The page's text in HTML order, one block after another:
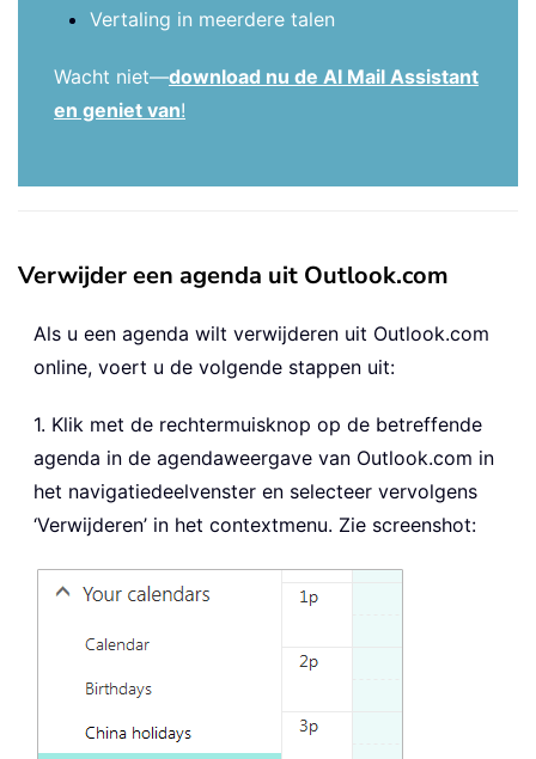
Vertaling in meerdere talen
Wacht niet—download nu de AI Mail Assistant
en geniet van!
Verwijder een agenda uit Outlook.com
Als u een agenda wilt verwijderen uit Outlook.com
online, voert u de volgende stappen uit:
1. Klik met de rechtermuisknop op de betreffende
agenda in de agendaweergave van Outlook.com in
het navigatiedeelvenster en selecteer vervolgens
‘Verwijderen’ in het contextmenu. Zie screenshot: